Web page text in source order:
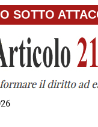
SOTTO